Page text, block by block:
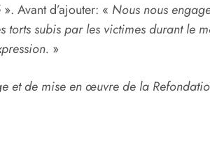
». Avant d’ajouter: « Nous nous
torts subis par les victimes durant le
»
et de mise en œuvrede la